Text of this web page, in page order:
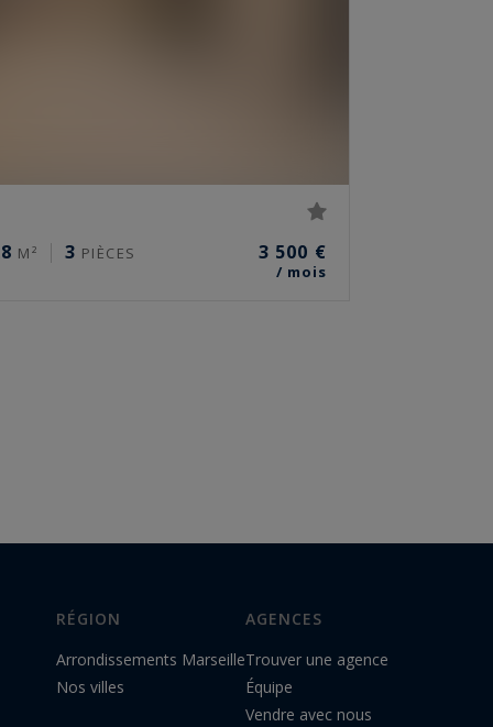
M² 3 PIÈCES 3 500 €
/ mois
RÉGION
Arrondissements Marseille
Nos villes
AGENCES
Trouver une agence
Équipe
Vendre avec nous